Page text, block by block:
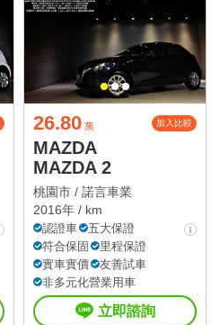
26.80 萬 加入比較
MAZDA
MAZDA 2
桃園市 / 諾言車業
2016年 / km
認證車
五大保證
符合保固
里程保證
實車實價
友善試車
非多元化營業用車
立即諮詢